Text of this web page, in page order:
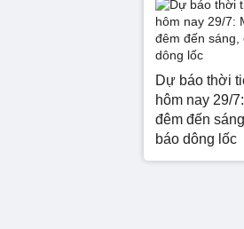
Dự báo thời
hôm nay 29/
đêm đến
báo dông lốc